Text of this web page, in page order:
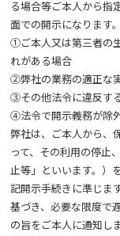
る場合等ご本人から指
面での開示になります。
①ご本人又は第三者の
れがある場合
②弊社の業務の適正な
③その他法令に違反す
④法令で開示義務が除
弊社は、ご本人から、
って、その利用の停止
止等」といいます。）
記開示手続きに準じま
基づき、必要な限度で
の旨をご本人に通知し